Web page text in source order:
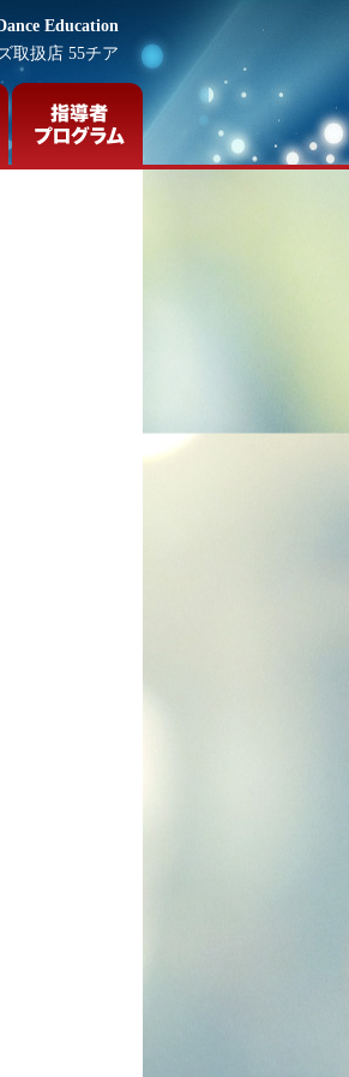
Education
取扱店 55チア